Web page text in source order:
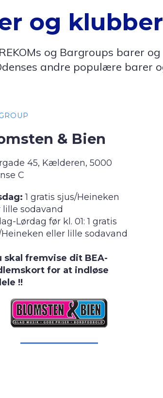
og klubber
og Bargroups barer
andre populære barer
& Bien
45, Kælderen, 5000
C
1 gratis sjus/Heineken
lille sodavand
Lørdag før kl. 01: 1 gratis
eller lille sodavand
skal fremvise dit BEA-
for at indløse
!!